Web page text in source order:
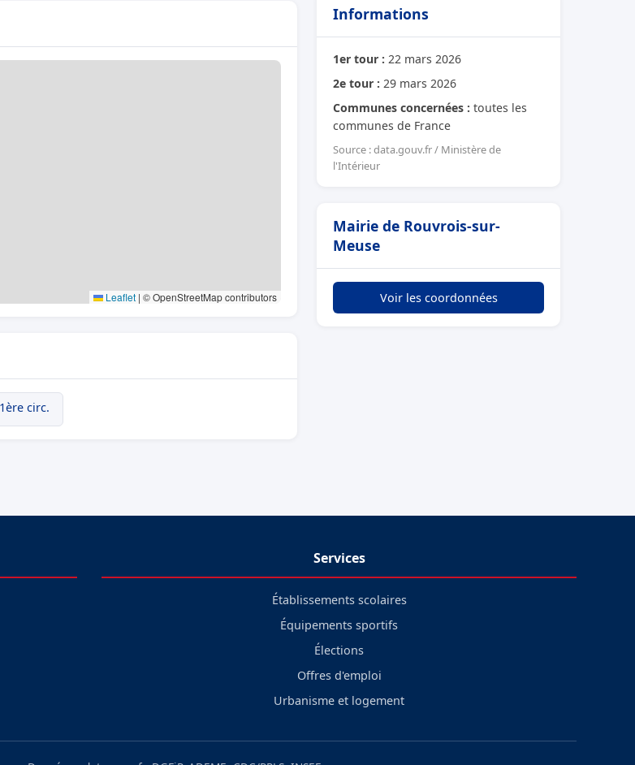
Leaflet | © OpenStreetMap contributors
circ.
Informations
1er tour : 22 mars 2026
2e tour : 29 mars 2026
Communes concernées : toutes les
communes de France
Source : data.gouv.fr / Ministère de
l'Intérieur
Mairie de Rouvrois-sur-
Meuse
Voir les coordonnées
Services
Établissements scolaires
Équipements sportifs
Élections
Offres d'emploi
Urbanisme et logement